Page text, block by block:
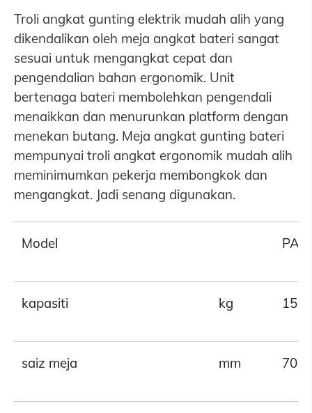
Troli angkat gunting elektrik mudah alih yang
dikendalikan oleh meja angkat bateri sangat
sesuai untuk mengangkat cepat dan
pengendalian bahan ergonomik. Unit
bertenaga bateri membolehkan pengendali
menaikkan dan menurunkan platform dengan
menekan butang. Meja angkat gunting bateri
mempunyai troli angkat ergonomik mudah alih
meminimumkan pekerja membongkok dan
mengangkat. Jadi senang digunakan.
Model PA-
kapasiti kg 150
saiz meja mm 700